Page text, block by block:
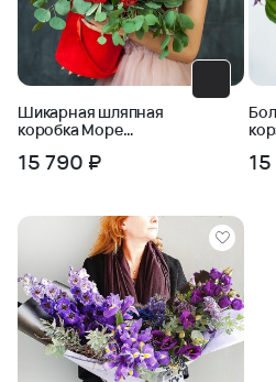
Шикарная шляпная
коробка Море
любви
15 790 ₽